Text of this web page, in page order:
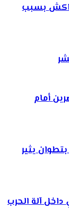
بسبب
أمام
يثير
آلة الحرب